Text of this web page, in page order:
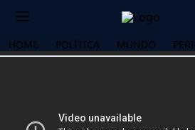
HOME POLÍTICA MUNDO